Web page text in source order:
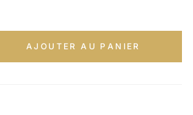
AJOUTER AU PANIER